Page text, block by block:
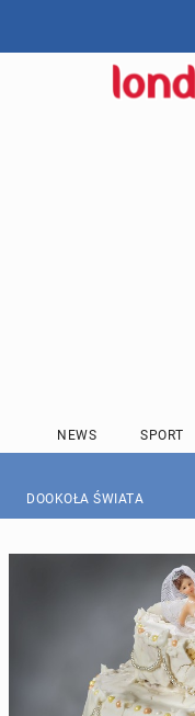
NEWS SPORT
DOOKOŁA ŚWIATA